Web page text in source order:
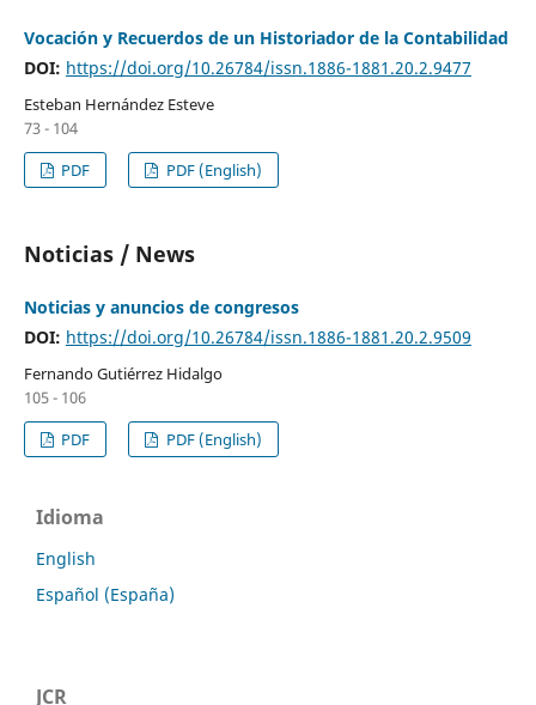
Vocación y Recuerdos de un Historiador de la Contabilidad
DOI: https://doi.org/10.26784/issn.1886-1881.20.2.9477
Esteban Hernández Esteve
73 - 104
PDF
PDF (English)
Noticias / News
Noticias y anuncios de congresos
DOI: https://doi.org/10.26784/issn.1886-1881.20.2.9509
Fernando Gutiérrez Hidalgo
105 - 106
PDF
PDF (English)
Idioma
English
Español (España)
JCR